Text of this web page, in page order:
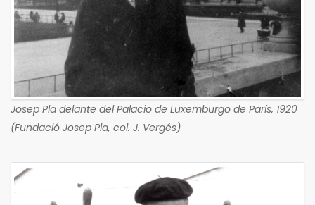
Josep Pla delante del Palacio de Luxemburgo de París, 1920
(Fundació Josep Pla, col. J. Vergés)